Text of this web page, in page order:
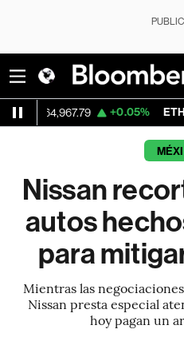
+0.05% ETH/USD
Nissan
autos
para
Mientras las
Nissan presta especial
hoy pagan un